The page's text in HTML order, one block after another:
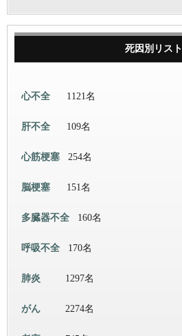
死因別リスト
心不全 1121名
肝不全 109名
心筋梗塞 254名
脳梗塞 151名
多臓器不全 160名
呼吸不全 170名
肺炎 1297名
がん 2274名